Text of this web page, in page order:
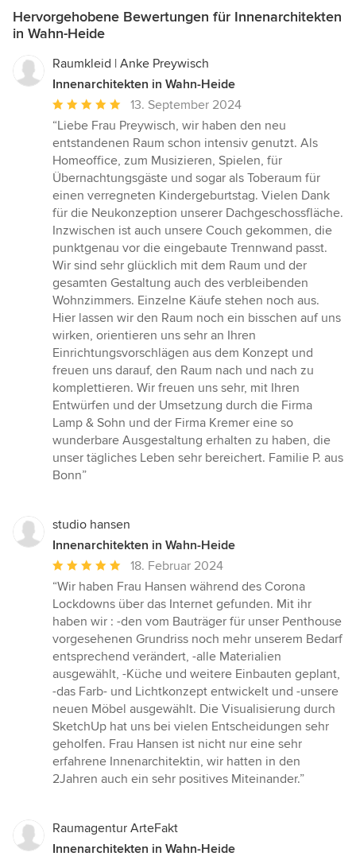
Hervorgehobene Bewertungen für Innenarchitekten
in Wahn-Heide
Raumkleid | Anke Preywisch
Innenarchitekten in Wahn-Heide
Durchschnittliche
Bewertung:
5
von
5
Sternen
13. September 2024
“Liebe Frau Preywisch, wir haben den neu
entstandenen Raum schon intensiv genutzt. Als
Homeoffice, zum Musizieren, Spielen, für
Übernachtungsgäste und sogar als Toberaum für
einen verregneten Kindergeburtstag. Vielen Dank
für die Neukonzeption unserer Dachgeschossfläche.
Inzwischen ist auch unsere Couch gekommen, die
punktgenau vor die eingebaute Trennwand passt.
Wir sind sehr glücklich mit dem Raum und der
gesamten Gestaltung auch des verbleibenden
Wohnzimmers. Einzelne Käufe stehen noch aus.
Hier lassen wir den Raum noch ein bisschen auf uns
wirken, orientieren uns sehr an Ihren
Einrichtungsvorschlägen aus dem Konzept und
freuen uns darauf, den Raum nach und nach zu
komplettieren. Wir freuen uns sehr, mit Ihren
Entwürfen und der Umsetzung durch die Firma
Lamp & Sohn und der Firma Kremer eine so
wunderbare Ausgestaltung erhalten zu haben, die
unser tägliches Leben sehr bereichert. Familie P. aus
Bonn”
studio hansen
Innenarchitekten in Wahn-Heide
Durchschnittliche
Bewertung:
5
von
5
Sternen
18. Februar 2024
“Wir haben Frau Hansen während des Corona
Lockdowns über das Internet gefunden. Mit ihr
haben wir : -den vom Bauträger für unser Penthouse
vorgesehenen Grundriss noch mehr unserem Bedarf
entsprechend verändert, -alle Materialien
ausgewählt, -Küche und weitere Einbauten geplant,
-das Farb- und Lichtkonzept entwickelt und -unsere
neuen Möbel ausgewählt. Die Visualisierung durch
SketchUp hat uns bei vielen Entscheidungen sehr
geholfen. Frau Hansen ist nicht nur eine sehr
erfahrene Innenarchitektin, wir hatten in den
2Jahren auch ein sehr positives Miteinander.”
Raumagentur ArteFakt
Innenarchitekten in Wahn-Heide